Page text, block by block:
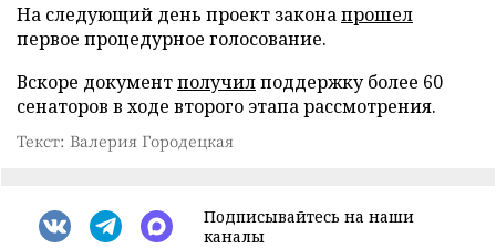
На следующий день проект законапрошел
первое процедурное голосование.
Вскоре документполучилподдержку более 60
сенаторов в ходе второго этапа рассмотрения.
Текст: Валерия Городецкая
Подписывайтесь на наши
каналы